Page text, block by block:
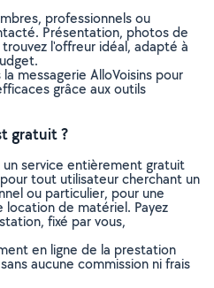
professionnels ou
Présentation, photos de
l'offreur idéal, adapté à
messagerie AlloVoisins pour
grâce aux outils
gratuit ?
service entièrement gratuit
tout utilisateur cherchant un
ou particulier, pour une
de matériel. Payez
fixé par vous,
en ligne de la prestation
aucune commission ni frais